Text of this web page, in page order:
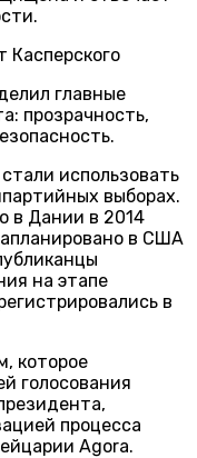
главные
прозрачность,
использовать
выборах.
в Дании в 2014
в США
на этапе
в
которое
голосования
процесса
Agora.